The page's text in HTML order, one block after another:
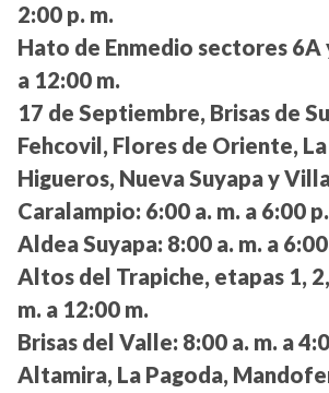
2:00 p. m.
Hato de Enmedio sectores 6A
a 12:00 m.
17 de Septiembre, Brisas de
Fehcovil, Flores de Oriente,
Higueros, Nueva Suyapa y
Caralampio: 6:00 a. m. a 6:00
Aldea Suyapa: 8:00 a. m. a
Altos del Trapiche, etapas 1,
m. a 12:00 m.
Brisas del Valle: 8:00 a. m. a
Altamira, La Pagoda,